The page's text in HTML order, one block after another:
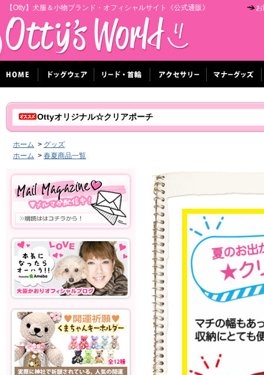
【Otty】犬服＆小物ブランド・オフィシャルサイト《公式通販》
Ottyオリジナル☆クリアポーチ
ホーム > グッズ
ホーム > 春夏商品一覧